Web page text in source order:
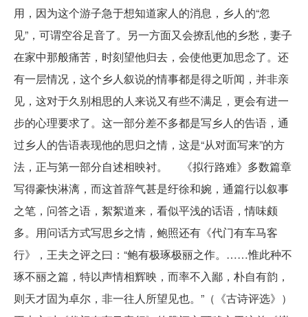
用，因为这个游子急于想知道家人的消息，乡人的“忽
见”，可谓空谷足音了。另一方面又会撩乱他的乡愁，妻子
在家中那般痛苦，时刻望他归去，会使他更加思念了。还
有一层情况，这个乡人叙说的情事都是得之听闻，并非亲
见，这对于久别相思的人来说又有些不满足，更会有进一
步的心理要求了。这一部分差不多都是写乡人的告语，通
过乡人的告语表现他的思归之情，这是“从对面写来”的方
法，正与第一部分自述相映衬。 《拟行路难》多数篇章
写得豪快淋漓，而这首辞气甚是纡徐和婉，通篇行以叙事
之笔，问答之语，絮絮道来，看似平浅的话语，情味颇
多。用问话方式写思乡之情，鲍照还有《代门有车马客
行》，王夫之评之曰：“鲍有极琢极丽之作。……惟此种不
琢不丽之篇，特以声情相辉映，而率不入鄙，朴自有韵，
则天才固为卓尔，非一往人所望见也。”（《古诗评选》）